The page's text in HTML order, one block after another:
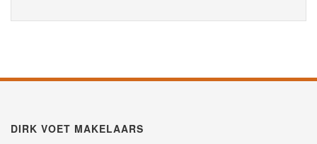
DIRK VOET MAKELAARS